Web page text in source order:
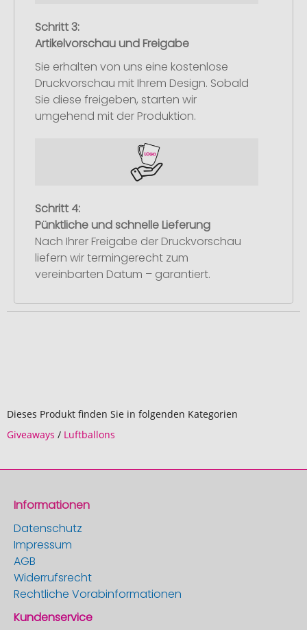
Schritt 3:
Artikelvorschau und Freigabe
Sie erhalten von uns eine kostenlose
Druckvorschau mit Ihrem Design. Sobald
Sie diese freigeben, starten wir
umgehend mit der Produktion.
Schritt 4:
Pünktliche und schnelle Lieferung
Nach Ihrer Freigabe der Druckvorschau
liefern wir termingerecht zum
vereinbarten Datum – garantiert.
Dieses Produkt finden Sie in folgenden Kategorien
Giveaways / Luftballons
Informationen
Datenschutz
Impressum
AGB
Widerrufsrecht
Rechtliche Vorabinformationen
Kundenservice